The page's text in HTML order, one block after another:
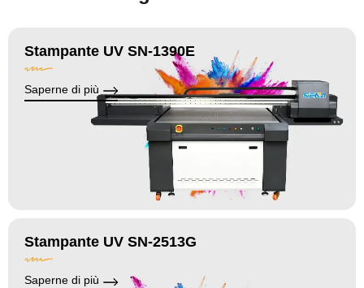
Stampante UV SN-1390E
Saperne di più
Stampante UV SN-2513G
Saperne di più